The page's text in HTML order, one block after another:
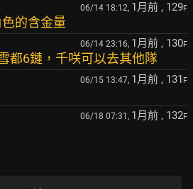
06/14 18:12, 1月前 , 129F
的含金量
06/14 23:16, 1月前 , 130F
都6鏈，千咲可以去其他隊
06/15 13:47, 1月前 , 131 F
06/18 07:31, 1月前 , 132F